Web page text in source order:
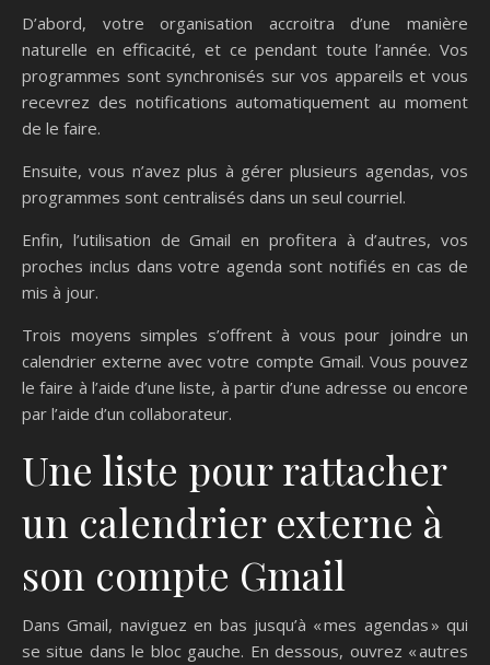
D’abord, votre organisation accroitra d’une manière
naturelle en efficacité, et ce pendant toute l’année. Vos
programmes sont synchronisés sur vos appareils et vous
recevrez des notifications automatiquement au moment
de le faire.
Ensuite, vous n’avez plus à gérer plusieurs agendas, vos
programmes sont centralisés dans un seul courriel.
Enfin, l’utilisation de Gmail en profitera à d’autres, vos
proches inclus dans votre agenda sont notifiés en cas de
mis à jour.
Trois moyens simples s’offrent à vous pour joindre un
calendrier externe avec votre compte Gmail. Vous pouvez
le faire à l’aide d’une liste, à partir d’une adresse ou encore
par l’aide d’un collaborateur.
Une liste pour rattacher
un calendrier externe à
son compte Gmail
Dans Gmail, naviguez en bas jusqu’à « mes agendas » qui
se situe dans le bloc gauche. En dessous, ouvrez « autres